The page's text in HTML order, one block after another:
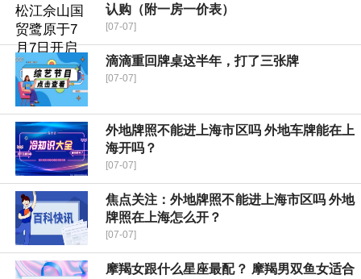
认购（附一房一价表）
[07-07]
滴滴重回牌桌这半年，打了三张牌
[07-07]
外地牌照不能进上海市区吗 外地车牌能在上
海开吗？
[07-07]
焦点关注：外地牌照不能进上海市区吗 外地
牌照在上海怎么开？
[07-07]
摩羯女跟什么星座最配？ 摩羯男双鱼女适合